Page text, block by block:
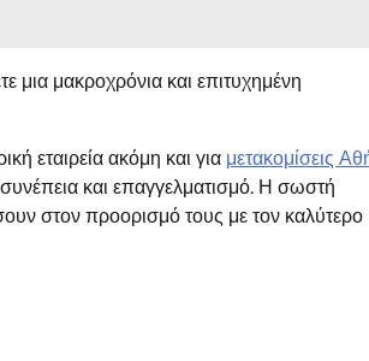
μακροχρόνια και επιτυχημένη
εταιρεία ακόμη και για μετακομίσεις
και επαγγελματισμό. Η σωστή
στον προορισμό τους με τον καλύτερο